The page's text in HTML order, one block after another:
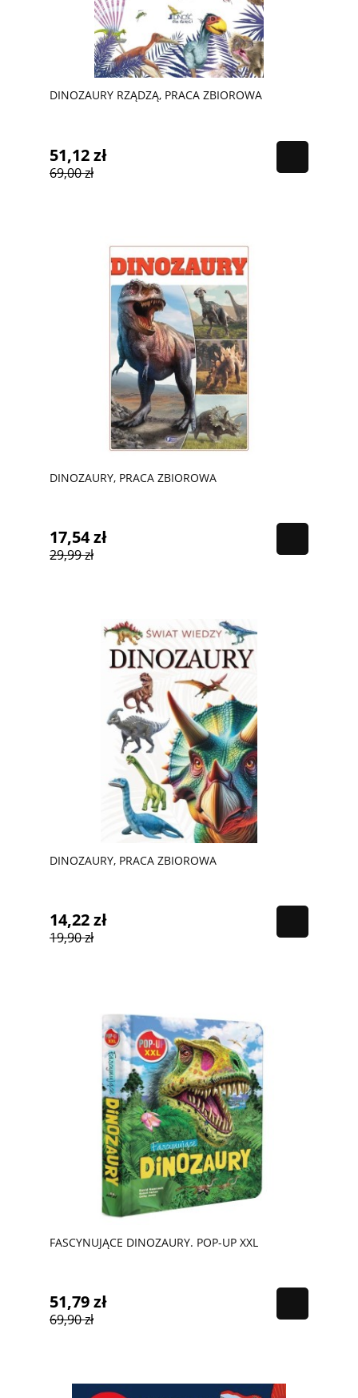
DINOZAURY RZĄDZĄ, PRACA ZBIOROWA
51,12 zł
69,00 zł
DINOZAURY, PRACA ZBIOROWA
17,54 zł
29,99 zł
DINOZAURY, PRACA ZBIOROWA
14,22 zł
19,90 zł
FASCYNUJĄCE DINOZAURY. POP-UP XXL
51,79 zł
69,90 zł